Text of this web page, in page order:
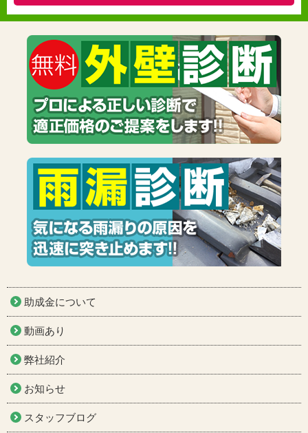
助成金について
動画あり
弊社紹介
お知らせ
スタッフブログ